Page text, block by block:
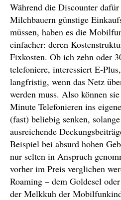
Während die Discounter
Milchbauern günstige
müssen, haben es die
einfacher: deren
Fixkosten. Ob ich zehn oder
telefoniere, interessiert E-
langfristig, wenn das Netz
werden muss. Also können
Minute Telefonieren ins
(fast) beliebig senken,
ausreichende
Beispiel bei absurd hohen
nur selten in Anspruch
vorher im Preis verglichen
Roaming – dem Goldesel
der Melkkuh der